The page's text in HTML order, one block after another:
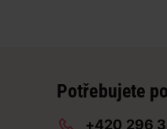
Potřebujete
+420 296